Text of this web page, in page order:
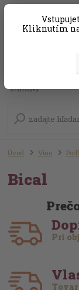
Kliknutím na
+421 (0) 31 56 25
Úvod Víno
Bical
Pri